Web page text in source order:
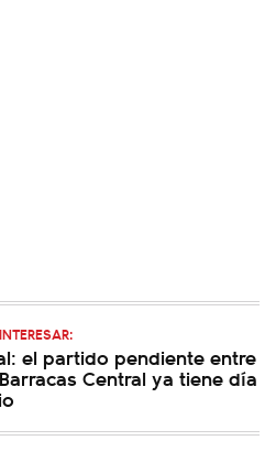
el partido pendiente entre
Central ya tiene día